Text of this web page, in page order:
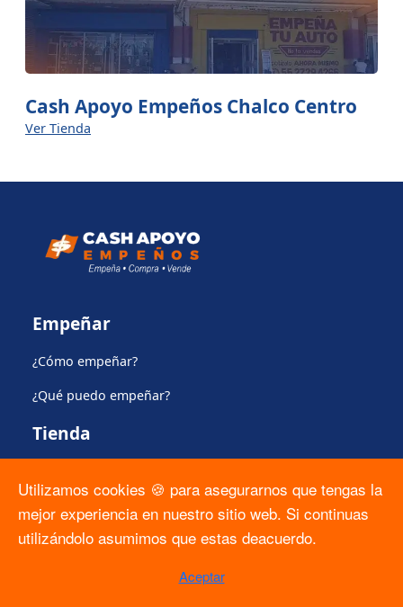
Cash Apoyo Empeños Chalco Centro
Ver Tienda
Empeñar
¿Cómo empeñar?
¿Qué puedo empeñar?
Tienda
Apartado
Plan de protección del producto
Utilizamos cookies 🍪 para asegurarnos que tengas la
mejor experiencia en nuestro sitio web. Si continuas
utilizándolo asumimos que estas deacuerdo.
Aceptar